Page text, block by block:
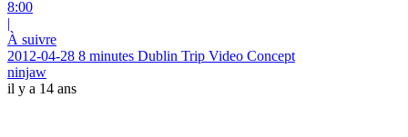
8:00
|
À suivre
2012-04-28 8 minutes Dublin Trip Video Concept
ninjaw
il y a 14 ans